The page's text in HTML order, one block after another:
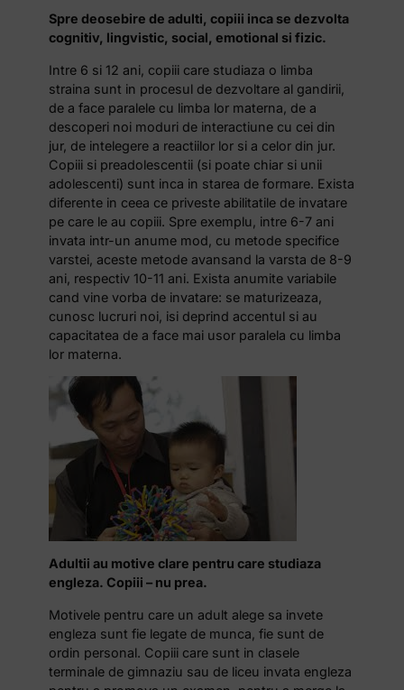
Spre deosebire de adulti, copiii inca se dezvolta
cognitiv, lingvistic, social, emotional si fizic.
Intre 6 si 12 ani, copiii care studiaza o limba
straina sunt in procesul de dezvoltare al gandirii,
de a face paralele cu limba lor materna, de a
descoperi noi moduri de interactiune cu cei din
jur, de intelegere a reactiilor lor si a celor din jur.
Copiii si preadolescentii (si poate chiar si unii
adolescenti) sunt inca in starea de formare. Exista
diferente in ceea ce priveste abilitatile de invatare
pe care le au copiii. Spre exemplu, intre 6-7 ani
invata intr-un anume mod, cu metode specifice
varstei, aceste metode avansand la varsta de 8-9
ani, respectiv 10-11 ani. Exista anumite variabile
cand vine vorba de invatare: se maturizeaza,
cunosc lucruri noi, isi deprind accentul si au
capacitatea de a face mai usor paralela cu limba
lor materna.
Adultii au motive clare pentru care studiaza
engleza. Copiii – nu prea.
Motivele pentru care un adult alege sa invete
engleza sunt fie legate de munca, fie sunt de
ordin personal. Copiii care sunt in clasele
terminale de gimnaziu sau de liceu invata engleza